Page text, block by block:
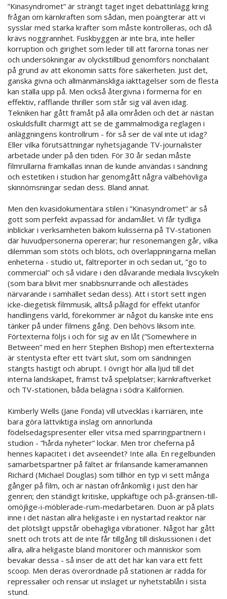
”Kinasyndromet” är strängt taget inget debattinlägg kring
frågan om kärnkraften som sådan, men poängterar att vi
sysslar med starka krafter som måste kontrolleras, och då
krävs noggrannhet. Fuskbyggen är inte bra, inte heller
korruption och girighet som leder till att farorna tonas ner
och undersökningar av olyckstillbud genomförs nonchalant
på grund av att ekonomin sätts före säkerheten. Just det,
ganska givna och allmänmänskliga iakttagelser som de flesta
kan ställa upp på. Men också återgivna i formerna för en
effektiv, rafflande thriller som står sig väl även idag.
Tekniken har gått framåt på alla områden och det är nästan
oskuldsfullt charmigt att se de gammalmodiga reglagen i
anläggningens kontrollrum - för så ser de väl inte ut idag?
Eller vilka förutsättningar nyhetsjagande TV-journalister
arbetade under på den tiden. För 30 år sedan måste
filmrullarna framkallas innan de kunde användas i sändning
och estetiken i studion har genomgått några välbehövliga
skinnömsningar sedan dess. Bland annat.
Men den kvasidokumentära stilen i ”Kinasyndromet” är så
gott som perfekt avpassad för ändamålet. Vi får tydliga
inblickar i verksamheten bakom kulisserna på TV-stationen
där huvudpersonerna opererar; hur resonemangen går, vilka
dilemman som stöts och blöts, och överlappningarna mellan
enheterna - studio ut, fältreporter in och sedan ut, ”go to
commercial” och så vidare i den dåvarande mediala livscykeln
(som bara blivit mer snabbsnurrande och allestädes
närvarande i samhället sedan dess). Att i stort sett ingen
icke-diegetisk filmmusik, alltså pålagd för effekt utanför
handlingens värld, förekommer är något du kanske inte ens
tänker på under filmens gång. Den behövs liksom inte.
Förtexterna följs i och för sig av en låt (”Somewhere in
Between” med en herr Stephen Bishop) men eftertexterna
är stentysta efter ett tvärt slut, som om sändningen
stängts hastigt och abrupt. I övrigt hör alla ljud till det
interna landskapet, främst två spelplatser; kärnkraftverket
och TV-stationen, båda belägna i södra Kalifornien.
Kimberly Wells (Jane Fonda) vill utvecklas i karriären, inte
bara göra lättviktiga inslag om annorlunda
födelsedagspresenter eller vitsa med sparringpartnern i
studion - ”hårda nyheter” lockar. Men tror cheferna på
hennes kapacitet i det avseendet? Inte alla. En regelbunden
samarbetspartner på fältet är frilansande kameramannen
Richard (Michael Douglas) som tillhör en typ vi sett många
gånger på film, och är nästan ofrånkomlig i just den här
genren; den ständigt kritiske, uppkäftige och på-gränsen-till-
omöjlige-i-möblerade-rum-medarbetaren. Duon är på plats
inne i det nästan allra heligaste i en nystartad reaktor när
det plötsligt uppstår obehagliga vibrationer. Något har gått
snett och trots att de inte får tillgång till diskussionen i det
allra, allra heligaste bland monitorer och människor som
bevakar dessa - så inser de att det här kan vara ett fett
scoop. Men deras överordnade på stationen är rädda för
repressalier och rensar ut inslaget ur nyhetstablån i sista
stund.